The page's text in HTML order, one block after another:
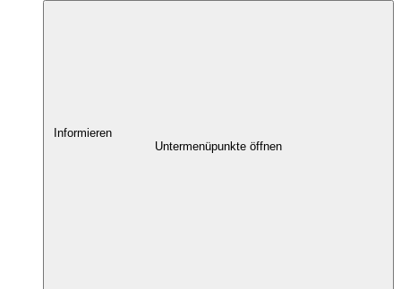
Informieren
Untermenüpunkte öffnen